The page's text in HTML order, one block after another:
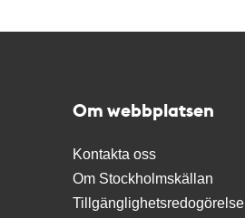
Om webbplatsen
Kontakta oss
Om Stockholmskällan
Tillgänglighetsredogörelse